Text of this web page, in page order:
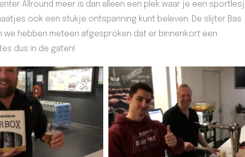
Allround meer is dan alleen een plek waar je een
ook een stukje ontspanning kunt beleven. De slijter Bas
hebben meteen afgesproken dat er binnenkort een
dus in de gaten!